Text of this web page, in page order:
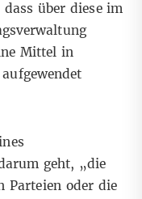
dass über diese im
Mittel in
geht, „die
Parteien oder die